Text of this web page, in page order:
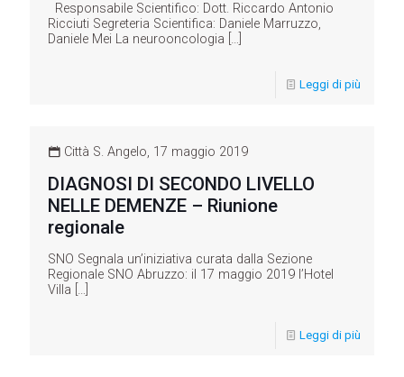
Responsabile Scientifico: Dott. Riccardo Antonio
Ricciuti Segreteria Scientifica: Daniele Marruzzo,
Daniele Mei La neurooncologia […]
Leggi di più
Città S. Angelo, 17 maggio 2019
DIAGNOSI DI SECONDO LIVELLO
NELLE DEMENZE – Riunione
regionale
SNO Segnala un’iniziativa curata dalla Sezione
Regionale SNO Abruzzo: il 17 maggio 2019 l’Hotel
Villa […]
Leggi di più